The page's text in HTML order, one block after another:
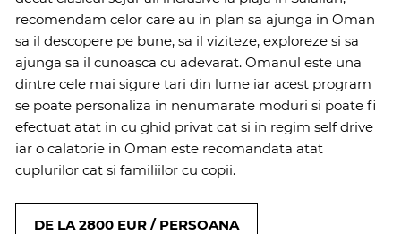
recomendam celor care au in plan sa ajunga in Oman
sa il descopere pe bune, sa il viziteze, exploreze si sa
ajunga sa il cunoasca cu adevarat. Omanul este una
dintre cele mai sigure tari din lume iar acest program
se poate personaliza in nenumarate moduri si poate fi
efectuat atat in cu ghid privat cat si in regim self drive
iar o calatorie in Oman este recomandata atat
cuplurilor cat si familiilor cu copii.
DE LA 2800 EUR / PERSOANA